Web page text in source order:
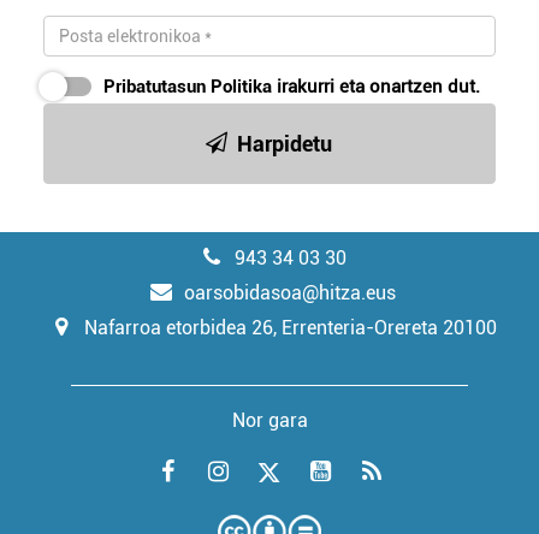
Pribatutasun Politika irakurri eta onartzen dut.
Harpidetu
943 34 03 30
oarsobidasoa@hitza.eus
Nafarroa etorbidea 26, Errenteria-Orereta 20100
Nor gara